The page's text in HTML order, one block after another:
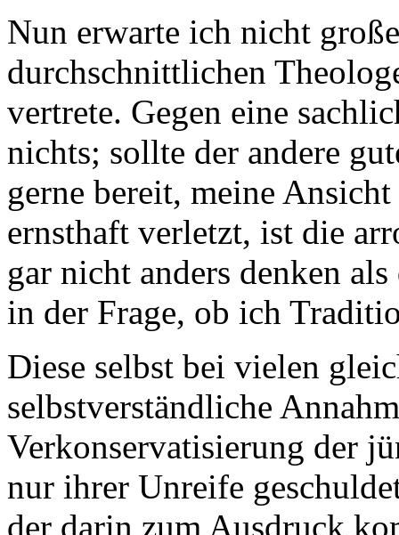
Nun erwarte ich nicht
durchschnittlichen
vertrete. Gegen eine
nichts; sollte der andere
gerne bereit, meine
ernsthaft verletzt, ist die
gar nicht anders denken
in der Frage, ob ich
Diese selbst bei vielen
selbstverständliche
Verkonservatisierung der
nur ihrer Unreife
der darin zum Ausdruck